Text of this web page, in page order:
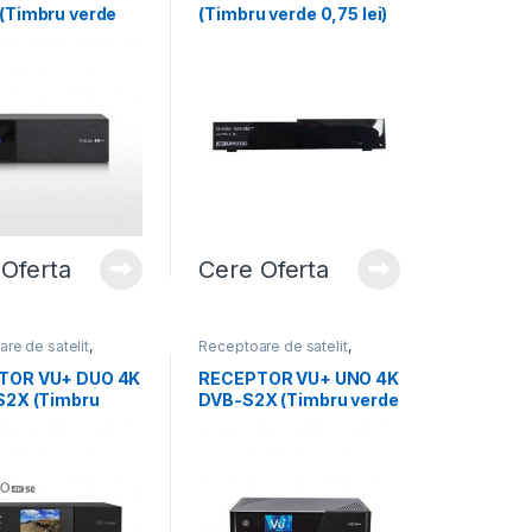
verde
(Timbru verde 0,75 lei)
Cere Oferta
de satelit,
Linux
IP/OTT Boxuri,
Produsele
VU+ DUO 4K
(Timbru
Receptoare de satelit,
Receptoare Linux
Receptoare, IP/OTT Boxuri,
CAM,Toate Produsele
RECEPTOR VU+ UNO 4K
DVB-S2X (Timbru verde